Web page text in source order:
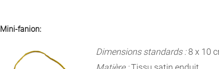
Mini-fanion:
Dimensions standards :8 x 10